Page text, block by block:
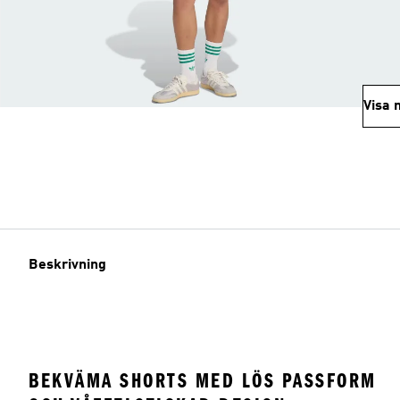
Visa
Beskrivning
BEKVÄMA SHORTS MED LÖS PASSFORM